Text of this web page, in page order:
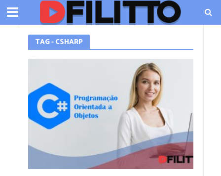
TAG - CSHARP